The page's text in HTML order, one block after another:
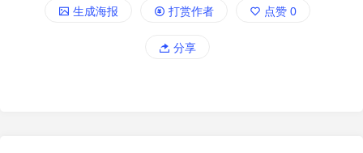
生成海报 打赏作者 点赞 0
分享